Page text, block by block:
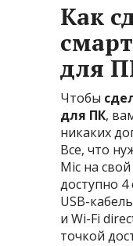
Как
для
Чтобы
для ПК,
никаких
Все, что
Mic на
доступно
USB-
и Wi-Fi
точкой